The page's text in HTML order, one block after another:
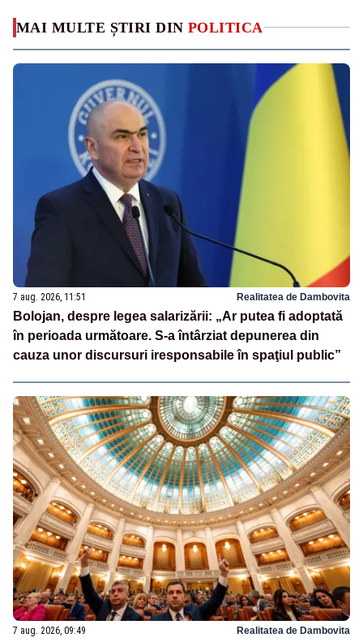
MAI MULTE ȘTIRI DIN POLITICA
7 aug. 2026, 11:51 Realitatea de Dambovita
Bolojan, despre legea salarizării: „Ar putea fi adoptată
în perioada următoare. S-a întârziat depunerea din
cauza unor discursuri iresponsabile în spaţiul public”
7 aug. 2026, 09:49 Realitatea de Dambovita